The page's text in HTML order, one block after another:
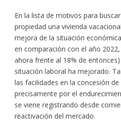
En la lista de motivos para
propiedad una vivienda
mejora de la situación
en comparación con el año
ahora frente al 18% de
situación laboral ha mejorado.
las facilidades en la concesión
precisamente por el
se viene registrando desde
reactivación del mercado.